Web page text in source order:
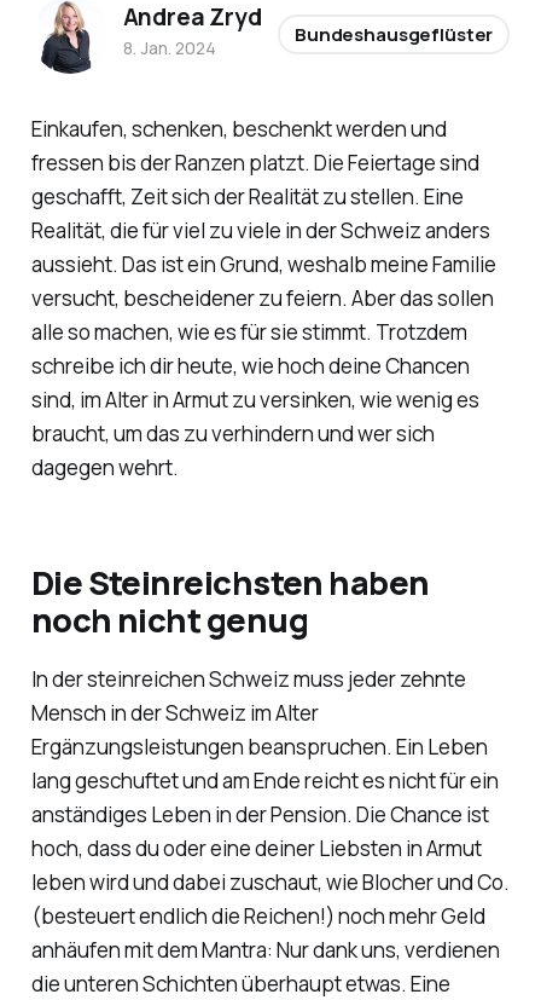
Einkaufen, schenken, beschenkt werden und
fressen bis der Ranzen platzt. Die Feiertage sind
geschafft, Zeit sich der Realität zu stellen. Eine
Realität, die für viel zu viele in der Schweiz anders
aussieht. Das ist ein Grund, weshalb meine Familie
versucht, bescheidener zu feiern. Aber das sollen
alle so machen, wie es für sie stimmt. Trotzdem
schreibe ich dir heute, wie hoch deine Chancen
sind, im Alter in Armut zu versinken, wie wenig es
braucht, um das zu verhindern und wer sich
dagegen wehrt.
Die Steinreichsten haben
noch nicht genug
In der steinreichen Schweiz muss jeder zehnte
Mensch in der Schweiz im Alter
Ergänzungsleistungen beanspruchen. Ein Leben
lang geschuftet und am Ende reicht es nicht für ein
anständiges Leben in der Pension. Die Chance ist
hoch, dass du oder eine deiner Liebsten in Armut
leben wird und dabei zuschaut, wie Blocher und Co.
(besteuert endlich die Reichen!) noch mehr Geld
anhäufen mit dem Mantra: Nur dank uns, verdienen
die unteren Schichten überhaupt etwas. Eine
Andrea Zryd
8. Jan. 2024
Bundeshausgeflüster